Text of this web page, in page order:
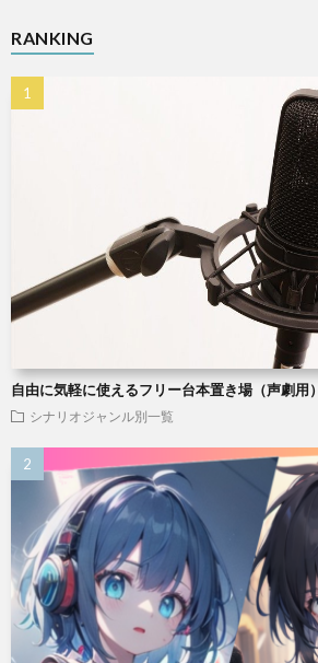
RANKING
自由に気軽に使えるフリー台本置き場（声劇用）
シナリオジャンル別一覧